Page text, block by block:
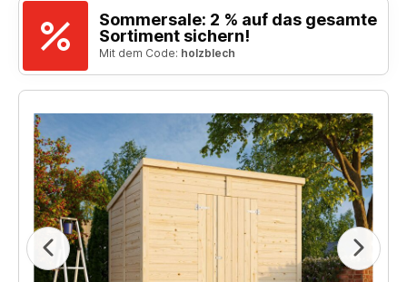
Sommersale: 2 % auf das gesamte
Sortiment sichern!
Mit dem Code: holzblech